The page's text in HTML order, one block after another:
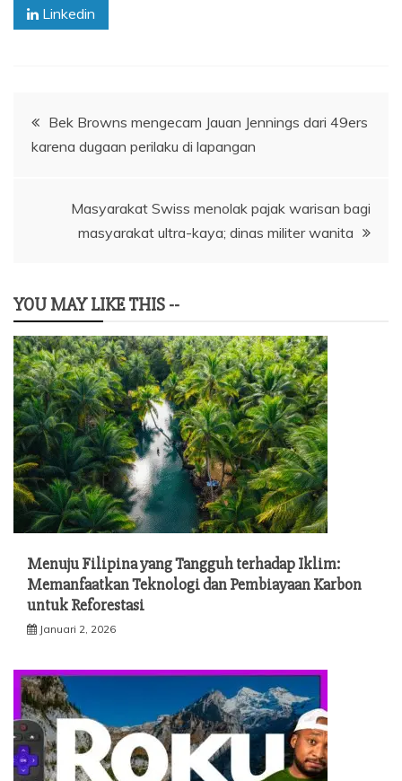
Linkedin
Navigasi
pos
Bek Browns mengecam Jauan Jennings dari 49ers
karena dugaan perilaku di lapangan
Masyarakat Swiss menolak pajak warisan bagi
masyarakat ultra-kaya; dinas militer wanita
YOU MAY LIKE THIS --
Menuju Filipina yang Tangguh terhadap Iklim:
Memanfaatkan Teknologi dan Pembiayaan Karbon
untuk Reforestasi
Januari 2, 2026